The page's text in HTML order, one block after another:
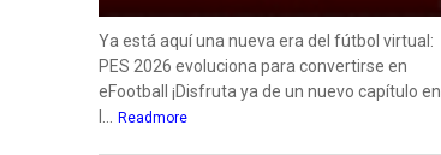
Ya está aquí una nueva era del fútbol virtual:
PES 2026 evoluciona para convertirse en
eFootball ¡Disfruta ya de un nuevo capítulo en
Readmore